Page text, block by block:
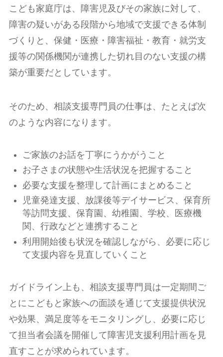
こども家庭庁は、障害児及びその家族に対して、
障害の疑いがある段階から地域で支援できる体制
づくりと、保健・医療・障害福祉・教育・就労支
援等の関係機関が連携した切れ目のない支援の構
築が重要だとしています。
そのため、相談支援専門員の仕事は、たとえば次
のような内容になります。
ご家族のお話を丁寧にうかがうこと
お子さまの状態や生活状況を把握すること
必要な支援を整理して計画にまとめること
児童発達支援、放課後等デイサービス、保育所
等訪問支援、保育園、幼稚園、学校、医療機
関、行政などと連携すること
利用開始後も状況を確認しながら、必要に応じ
て支援内容を見直していくこと
ガイドライン上も、相談支援専門員は一定期間ご
とにこどもと家族への面談を通じて支援提供状況
や効果、満足度等をモニタリングし、必要に応じ
て担当者会議を開催して障害児支援利用計画を見
直すことが求められています。